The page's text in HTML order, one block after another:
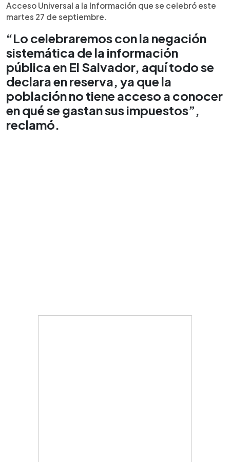
Acceso Universal a la Información que se celebró este
martes 27 de septiembre.
“Lo celebraremos con la negación
sistemática de la información
pública en El Salvador, aquí todo se
declara en reserva, ya que la
población no tiene acceso a conocer
en qué se gastan sus impuestos”,
reclamó.